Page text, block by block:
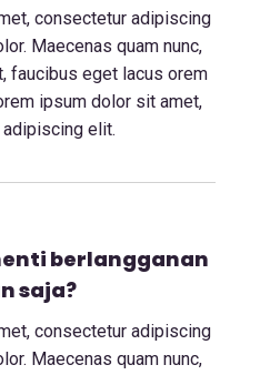
consectetur adipiscing
Maecenas quam nunc,
faucibus eget lacus orem
ipsum dolor sit amet,
elit.
berlangganan
saja?
consectetur adipiscing
Maecenas quam nunc,